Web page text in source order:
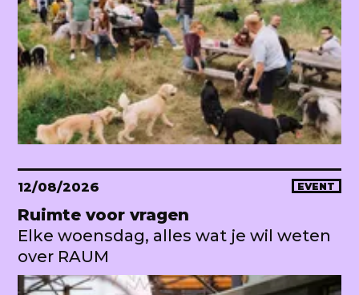
12/08/2026 EVENT
Ruimte voor vragen
Elke woensdag, alles wat je wil weten
over RAUM